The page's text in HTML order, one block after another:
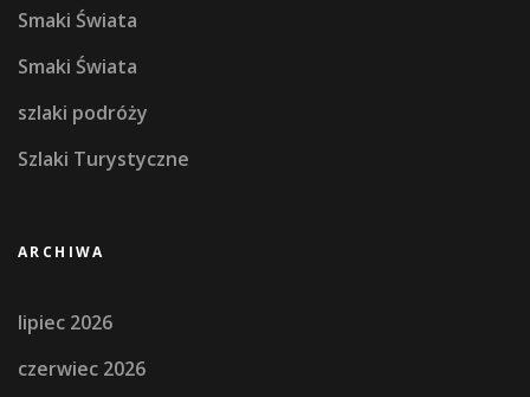
Smaki Świata
Smaki Świata
szlaki podróży
Szlaki Turystyczne
ARCHIWA
lipiec 2026
czerwiec 2026